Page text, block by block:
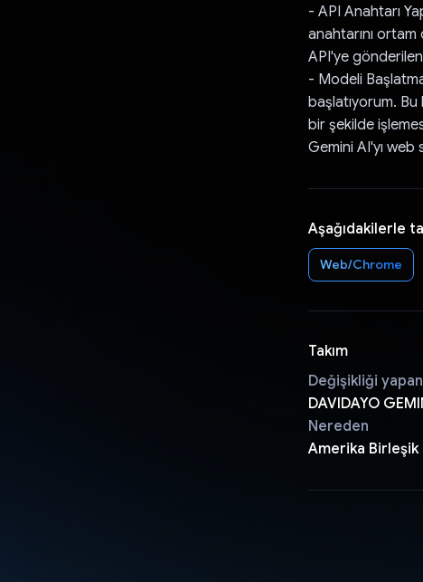
- API Anahtarı
anahtarını
API'ye
- Modeli
başlatıyorum.
bir şekilde
Gemini AI'yı web
Aşağıdakilerle
Web/Chrome
Takım
Değişikliği yapan
DAVIDAYO
Nereden
Amerika